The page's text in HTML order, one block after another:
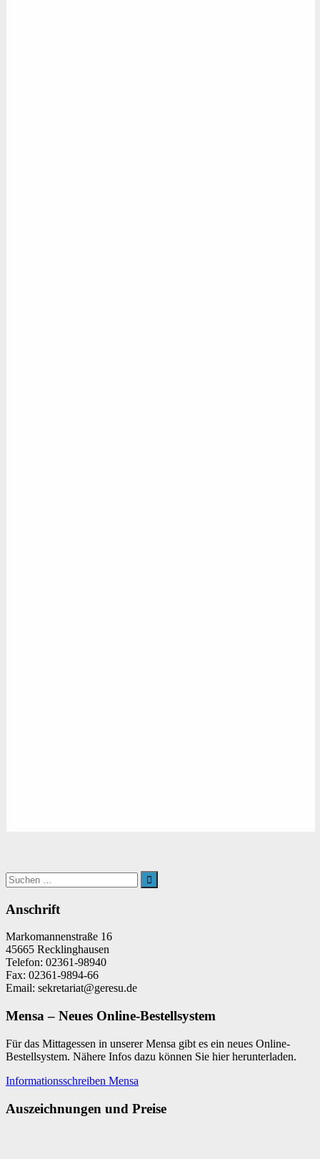
Suchen
nach:
Suchen
Anschrift
Markomannenstraße 16
45665 Recklinghausen
Telefon: 02361-98940
Fax: 02361-9894-66
Email: sekretariat@geresu.de
Mensa – Neues Online-Bestellsystem
Für das Mittagessen in unserer Mensa gibt es ein neues Online-
Bestellsystem. Nähere Infos dazu können Sie hier herunterladen.
Informationsschreiben Mensa
Auszeichnungen und Preise